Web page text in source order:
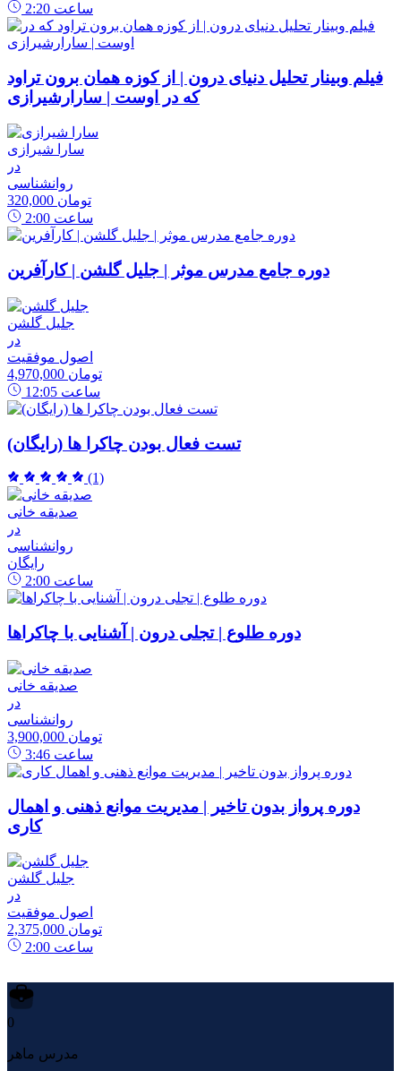
2:20 ساعت
فیلم وبینار تحلیل دنیای درون | از کوزه همان برون تراود
که در اوست | سارارشیرازی
سارا شیرازی
در
روانشناسی
320,000 تومان
2:00 ساعت
دوره جامع مدرس موثر | جلیل گلشن | کارآفرین
جلیل گلشن
در
اصول موفقیت
4,970,000 تومان
12:05 ساعت
تست فعال بودن چاکرا ها (رایگان)
(1)
صدیقه خانی
در
روانشناسی
رایگان
2:00 ساعت
دوره طلوع | تجلی درون | آشنایی با چاکراها
صدیقه خانی
در
روانشناسی
3,900,000 تومان
3:46 ساعت
دوره پرواز بدون تاخیر | مدیریت موانع ذهنی و اهمال
کاری
جلیل گلشن
در
اصول موفقیت
2,375,000 تومان
2:00 ساعت
0
مدرس ماهر